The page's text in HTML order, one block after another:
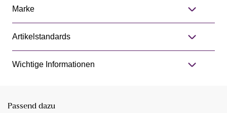
Marke
Artikelstandards
Wichtige Informationen
Passend dazu